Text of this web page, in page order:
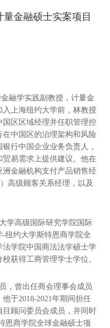
金融硕士实案项目
融学实践副教授，计量金
上海纽约大学前，林教授
区区域经理并任职管理控
中国区的治理架构和风险
行中国企业业务负责人，
易需求上提供建议。他在
金融机构支付产品销售经
高级顾客关系经理，以及
高级国际研究学院国际
纽约大学斯特恩商学院全
学院中国商法法学硕士学
获得工商管理学士学位。
曾出任商会理事会成员
于2018-2021年期间担任
顾问委员会成员，并同时
恩商学院全球金融硕士项